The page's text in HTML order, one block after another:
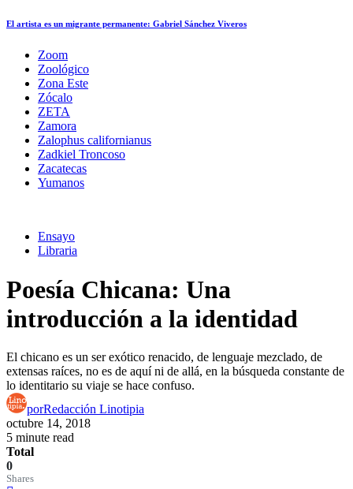
El artista es un migrante permanente: Gabriel Sánchez Viveros
Zoom
Zoológico
Zona Este
Zócalo
ZETA
Zamora
Zalophus californianus
Zadkiel Troncoso
Zacatecas
Yumanos
Ensayo
Libraria
Poesía Chicana: Una
introducción a la identidad
El chicano es un ser exótico renacido, de lenguaje mezclado, de
extensas raíces, no es de aquí ni de allá, en la búsqueda constante de
lo identitario su viaje se hace confuso.
porRedacción Linotipia
octubre 14, 2018
5 minute read
Total
0
Shares